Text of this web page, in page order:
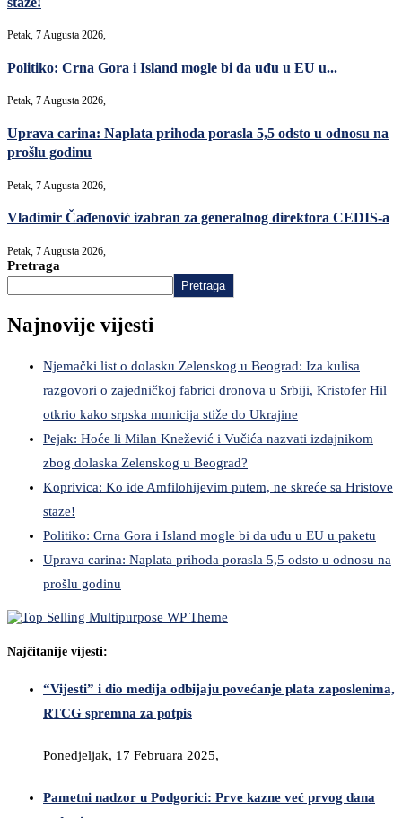
Petak, 7 Augusta 2026,
Politiko: Crna Gora i Island mogle bi da uđu u EU u...
Petak, 7 Augusta 2026,
Uprava carina: Naplata prihoda porasla 5,5 odsto u odnosu na
prošlu godinu
Petak, 7 Augusta 2026,
Vladimir Čađenović izabran za generalnog direktora CEDIS-a
Petak, 7 Augusta 2026,
Pretraga
Pretraga
Najnovije vijesti
Njemački list o dolasku Zelenskog u Beograd: Iza kulisa
razgovori o zajedničkoj fabrici dronova u Srbiji, Kristofer Hil
otkrio kako srpska municija stiže do Ukrajine
Pejak: Hoće li Milan Knežević i Vučića nazvati izdajnikom
zbog dolaska Zelenskog u Beograd?
Koprivica: Ko ide Amfilohijevim putem, ne skreće sa Hristove
staze!
Politiko: Crna Gora i Island mogle bi da uđu u EU u paketu
Uprava carina: Naplata prihoda porasla 5,5 odsto u odnosu na
prošlu godinu
Najčitanije vijesti:
“Vijesti” i dio medija odbijaju povećanje plata zaposlenima,
RTCG spremna za potpis
Ponedjeljak, 17 Februara 2025,
Pametni nadzor u Podgorici: Prve kazne već prvog dana